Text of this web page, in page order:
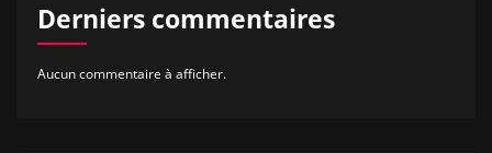
Derniers commentaires
Aucun commentaire à afficher.